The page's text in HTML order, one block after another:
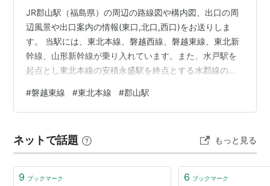
夏井駅 なつい
小野新町駅 おのにいまち
神俣駅 かんまた
菅谷駅 すがや
大越駅 おおごえ
いわきときわ
船引駅 ふねひき
要田駅
JR郡山駅（福島県）の周辺の路線図や構内図、出口の周
辺風景や出口案内の情報(東口,北口,西口)をお送りしま
す。 当駅には、東北本線、磐越西線、磐越東線、東北新
幹線、山形新幹線が乗り入れています。また、水戸駅を
起点とし東北本線の安積永盛駅を終点とする水郡線の列
日, 使用カメラ: スマホ ※記事の最終更新日: 2026年5月
29日 郡山駅の地図 周辺路線図 周辺地図 構内図 各路線に
ーム） 新幹線（高架ホーム） 郡山駅 東口 周辺風景 東口
の出口情報 郡山駅 北口（エスパル口） 周辺風…
#磐越東線 #東北本線 #郡山駅
ネットで話題 もっと見る
9 ブックマーク 6 ブックマーク